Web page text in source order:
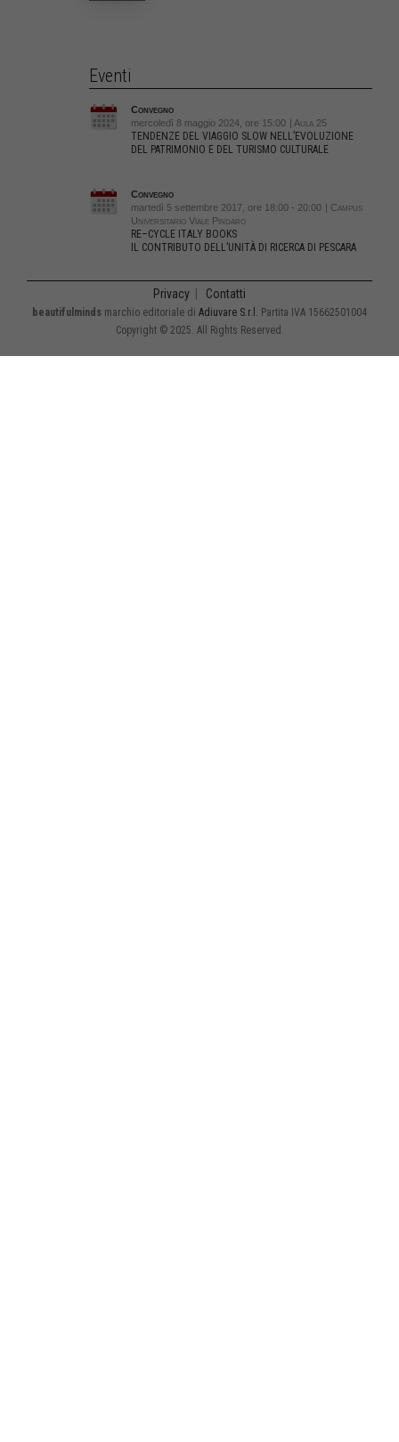
Eventi
Convegno
mercoledì 8 maggio 2024, ore 15:00
| Aula 25
TENDENZE DEL VIAGGIO SLOW NELL’EVOLUZIONE
DEL PATRIMONIO E DEL TURISMO CULTURALE
Convegno
martedì 5 settembre 2017, ore 18:00 - 20:00
| Campus
Universitario Viale Pindaro
RE–CYCLE ITALY BOOKS
IL CONTRIBUTO DELL’UNITÀ DI RICERCA DI PESCARA
Privacy Contatti
beautifulminds marchio editoriale di Adiuvare S.r.l. Partita IVA 15662501004
Copyright © 2025. All Rights Reserved.